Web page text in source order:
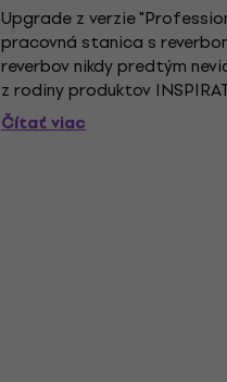
Upgrade z verzie
pracovná stanica s
reverbov nikdy predtým
z rodiny produktov
a dodáva sa s rastúcou...
Čítať viac